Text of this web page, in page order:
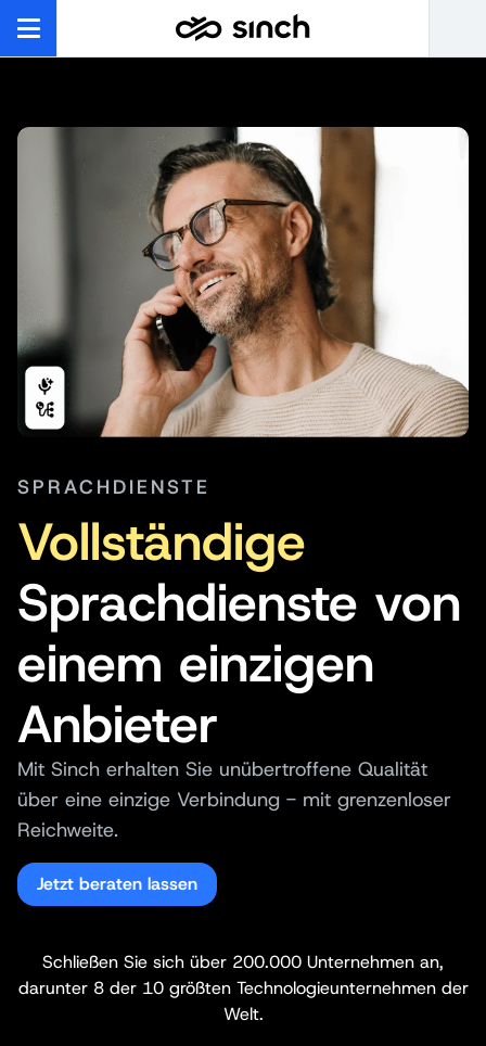
SPRACHDIENSTE
Vollständige
Sprachdienste von
einem einzigen
Anbieter
Mit Sinch erhalten Sie unübertroffene Qualität
über eine einzige Verbindung - mit grenzenloser
Reichweite.
Jetzt beraten lassen
Schließen Sie sich über 200.000 Unternehmen an,
darunter 8 der 10 größten Technologieunternehmen der
Welt.